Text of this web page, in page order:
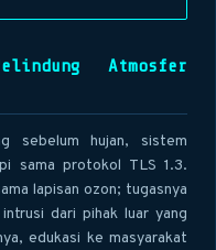
Atmosfer
sebelum hujan, sistem
sama protokol TLS 1.3.
lapisan ozon; tugasnya
dari pihak luar yang
edukasi ke masyarakat